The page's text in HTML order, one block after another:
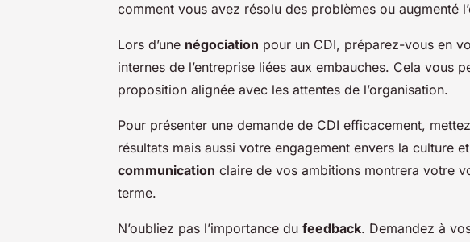
comment vous avez résolu des problèmes ou augmenté
Lors d’une négociation pour un CDI, préparez-vous en
internes de l’entreprise liées aux embauches. Cela vous
proposition alignée avec les attentes de l’organisation.
Pour présenter une demande de CDI efficacement,
résultats mais aussi votre engagement envers la culture
communication claire de vos ambitions montrera votre
terme.
N’oubliez pas l’importance du feedback. Demandez à